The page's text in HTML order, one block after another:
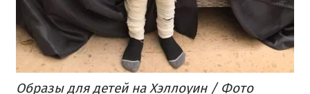
Образы для детей на Хэллоуин / Фото